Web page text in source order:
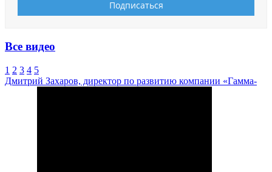
Все видео
1 2 3 4 5
Дмитрий Захаров, директор по развитию компании «Гамма-